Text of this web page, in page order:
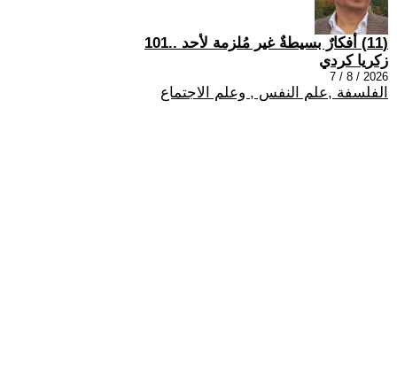
(11) أفكارٌ بسيطةٌ غير مُلزمة لأحد ..101
زكريا كردي
2026 / 8 / 7
الفلسفة ,علم النفس , وعلم الاجتماع